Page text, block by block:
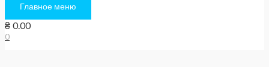
Главное меню
₴ 0.00
0